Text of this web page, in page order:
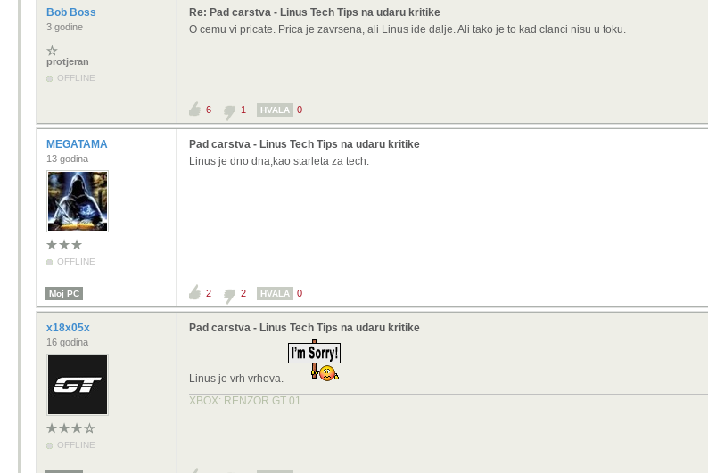
Bob Boss
3 godine
protjeran
OFFLINE
Re: Pad carstva - Linus Tech Tips na udaru kritike
O cemu vi pricate. Prica je zavrsena, ali Linus ide dalje. Ali tako je to kad clanci nisu u toku.
6 1 HVALA 0
MEGATAMA
13 godina
OFFLINE
Pad carstva - Linus Tech Tips na udaru kritike
Linus je dno dna,kao starleta za tech.
Moj PC 2 2 HVALA 0
x18x05x
16 godina
OFFLINE
Pad carstva - Linus Tech Tips na udaru kritike
Linus je vrh vrhova.
XBOX: RENZOR GT 01